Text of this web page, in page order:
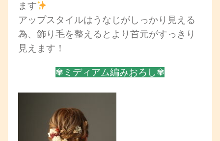
ます
アップスタイルはうなじがしっかり見える
為、飾り毛を整えるとより首元がすっきり
見えます！
✾ミディアム編みおろし✾